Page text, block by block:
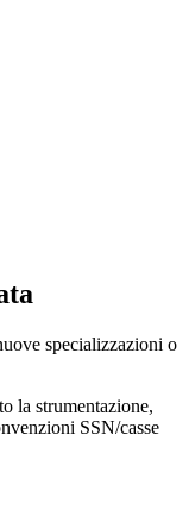
specializzazioni o
la strumentazione,
SSN/casse